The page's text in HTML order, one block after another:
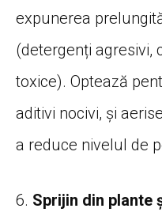
expunerea
(detergenți agresivi,
toxice). Optează
aditivi nocivi, și
a reduce nivelul de
6. Sprijin din plante